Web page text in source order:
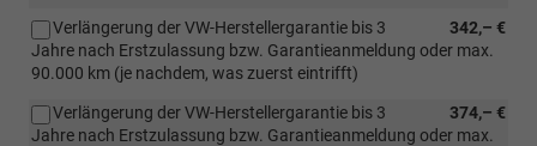
Motorisierung
oder
eHybrid)
342,– €
Verlängerung der VW-Herstellergarantie bis 3
Jahre nach Erstzulassung bzw. Garantieanmeldung oder max.
90.000 km (je nachdem, was zuerst eintrifft)
374,– €
Verlängerung der VW-Herstellergarantie bis 3
Jahre nach Erstzulassung bzw. Garantieanmeldung oder max.